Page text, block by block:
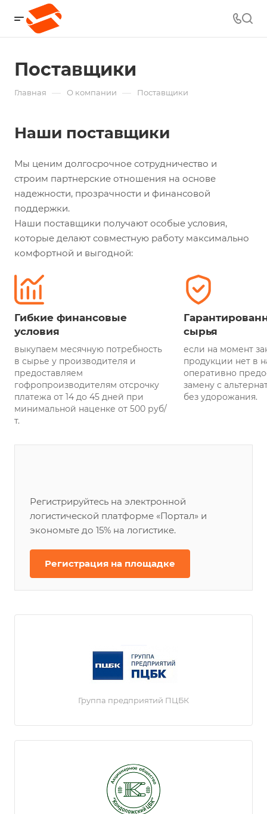
Поставщики
Главная — О компании — Поставщики
Наши поставщики
Мы ценим долгосрочное сотрудничество и
строим партнерские отношения на основе
надежности, прозрачности и финансовой
поддержки.
Наши поставщики получают особые условия,
которые делают совместную работу максимально
комфортной и выгодной:
Гибкие финансовые
условия
выкупаем месячную потребность
в сырье у производителя и
предоставляем
гофропроизводителям отсрочку
платежа от 14 до 45 дней при
минимальной наценке от 500 руб/
т.
сырья
если на момент
продукции нет в
оперативно
замену с
без удорожания.
Регистрируйтесь на электронной
логистической платформе «Портал» и
экономьте до 15% на логистике.
Регистрация на площадке
Группа предприятий ПЦБК